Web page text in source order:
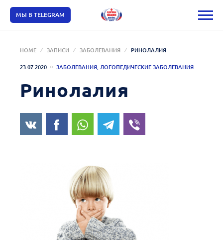
МЫ В TELEGRAM
HOME ЗАПИСИ ЗАБОЛЕВАНИЯ
РИНОЛАЛИЯ
23.07.2020
ЗАБОЛЕВАНИЯ,ЛОГОПЕДИЧЕСКИЕ ЗАБОЛЕВАНИЯ
Ринолалия